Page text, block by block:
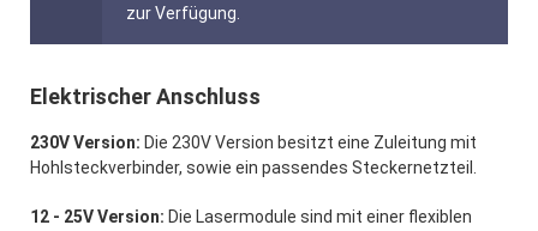
zur Verfügung.
Elektrischer Anschluss
230V Version: Die 230V Version besitzt eine Zuleitung mit
Hohlsteckverbinder, sowie ein passendes Steckernetzteil.
12 - 25V Version: Die Lasermodule sind mit einer flexiblen